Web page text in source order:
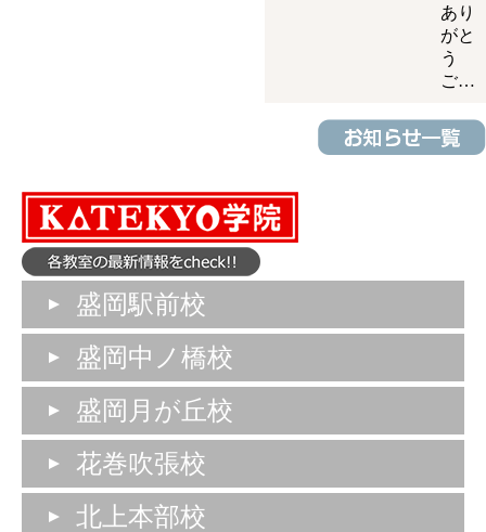
あり
がと
う
ご…
盛岡駅前校
盛岡中ノ橋校
盛岡月が丘校
花巻吹張校
北上本部校